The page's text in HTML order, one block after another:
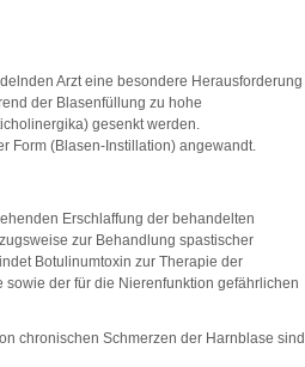
Arzt eine besondere Herausforderung
der Blasenfüllung zu hohe
gesenkt werden.
Form (Blasen-Instillation) angewandt.
Erschlaffung der behandelten
zur Behandlung spastischer
Botulinumtoxin zur Therapie der
der für die Nierenfunktion gefährlichen
chronischen Schmerzen der Harnblase sind